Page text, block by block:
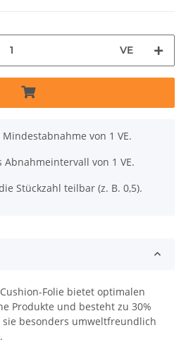
VE
von 1 VE.
Abnahmeintervall von 1 VE.
Stückzahl teilbar (z. B. 0,5).
Folie bietet optimalen
Produkte und besteht zu 30%
sie besonders umweltfreundlich